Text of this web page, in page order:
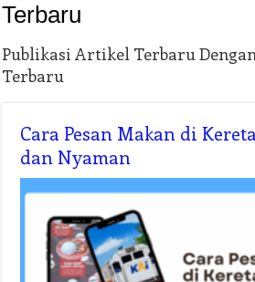
Terbaru
Publikasi Artikel Terbaru
Terbaru
Cara Pesan Makan di
dan Nyaman